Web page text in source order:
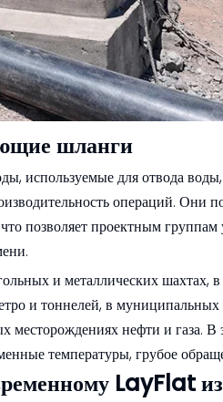
шланги
используемые для отвода
операций.
позволяет проектным
и металлических шахтах,
и тоннелей, в
нефти и газа.
температуры, грубое
LayFlat